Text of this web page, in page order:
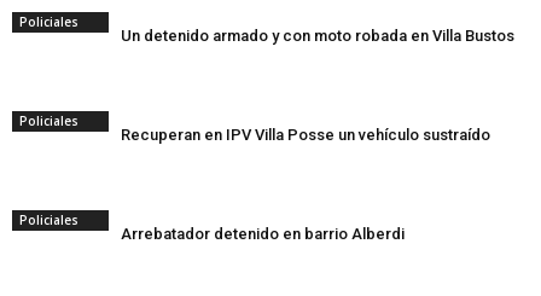
Policiales
Un detenido armado y con moto robada en Villa Bustos
Policiales
Recuperan en IPV Villa Posse un vehículo sustraído
Policiales
Arrebatador detenido en barrio Alberdi